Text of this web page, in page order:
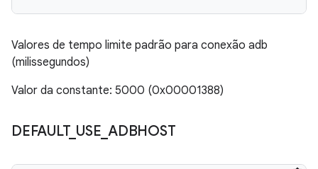
Valores de tempo limite padrão para conexão adb
(milissegundos)
Valor da constante: 5000 (0x00001388)
DEFAULT_ USE ADBHOST